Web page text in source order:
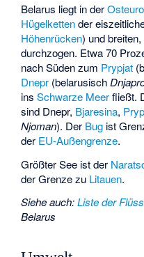
Belarus liegt in der
Hügelkettender
Höhenrücken) und
durchzogen. Etwa 70
nach Süden zum Prypjat
Dnepr (belarusisch
insSchwarze Meerfließt.
sind Dnepr, Bjaresina,
Njoman). Der Bug ist
der EU-Außengrenze.
Größter See ist der
der Grenze zu Litauen.
Siehe auch:Liste der
Belarus